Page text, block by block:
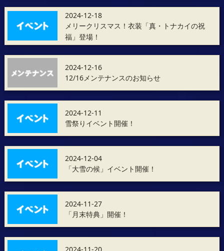
2024-12-18
メリークリスマス！衣装「真・トナカイの祝
福」登場！
2024-12-16
12/16メンテナンスのお知らせ
2024-12-11
雪祭りイベント開催！
2024-12-04
「大雪の候」イベント開催！
2024-11-27
「月末特典」開催！